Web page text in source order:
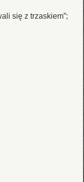
się z trzaskiem”;